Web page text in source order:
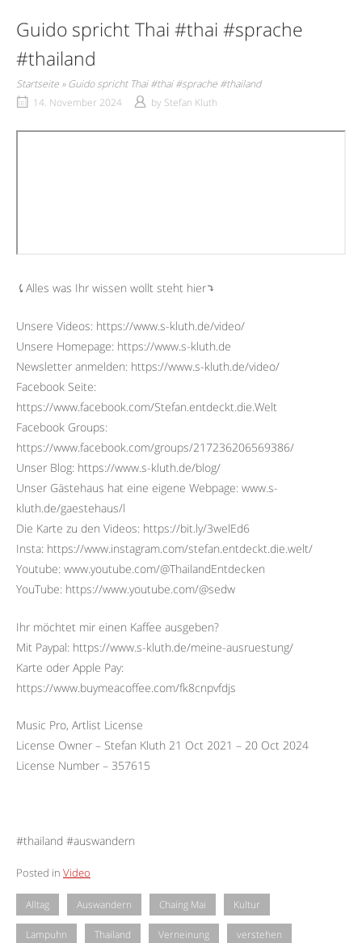
Guido spricht Thai #thai #sprache
#thailand
Startseite »Guido spricht Thai #thai #sprache #thailand
14. November 2024
by Stefan Kluth
⤹Alles was Ihr wissen wollt steht hier⤵︎
Unsere Videos: https://www.s-kluth.de/video/
Unsere Homepage: https://www.s-kluth.de
Newsletter anmelden: https://www.s-kluth.de/video/
Facebook Seite:
https://www.facebook.com/Stefan.entdeckt.die.Welt
Facebook Groups:
https://www.facebook.com/groups/217236206569386/
Unser Blog: https://www.s-kluth.de/blog/
Unser Gästehaus hat eine eigene Webpage: www.s-
kluth.de/gaestehaus/l
Die Karte zu den Videos: https://bit.ly/3welEd6
Insta: https://www.instagram.com/stefan.entdeckt.die.welt/
Youtube: www.youtube.com/@ThailandEntdecken
YouTube: https://www.youtube.com/@sedw
Ihr möchtet mir einen Kaffee ausgeben?
Mit Paypal: https://www.s-kluth.de/meine-ausruestung/
Karte oder Apple Pay:
https://www.buymeacoffee.com/fk8cnpvfdjs
Music Pro, Artlist License
License Owner – Stefan Kluth 21 Oct 2021 – 20 Oct 2024
License Number – 357615
#thailand #auswandern
Posted in Video
Alltag Auswandern Chaing Mai Kultur
Lampuhn Thailand Verneinung verstehen